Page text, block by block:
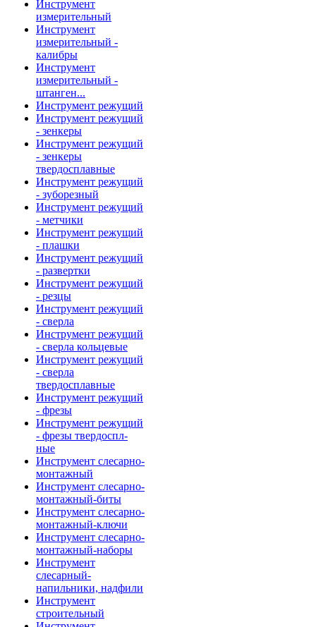
Инструмент
измерительный
Инструмент
измерительный -
калибры
Инструмент
измерительный -
штанген...
Инструмент режущий
Инструмент режущий
- зенкеры
Инструмент режущий
- зенкеры
твердосплавные
Инструмент режущий
- зуборезный
Инструмент режущий
- метчики
Инструмент режущий
- плашки
Инструмент режущий
- развертки
Инструмент режущий
- резцы
Инструмент режущий
- сверла
Инструмент режущий
- сверла кольцевые
Инструмент режущий
- сверла
твердосплавные
Инструмент режущий
- фрезы
Инструмент режущий
- фрезы твердоспл-
ные
Инструмент слесарно-
монтажный
Инструмент слесарно-
монтажный-биты
Инструмент слесарно-
монтажный-ключи
Инструмент слесарно-
монтажный-наборы
Инструмент
слесарный-
напильники, надфили
Инструмент
строительный